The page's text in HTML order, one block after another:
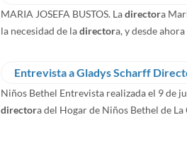
MARIA JOSEFA BUSTOS. Ladirectora
la necesidad de ladirectora, y desde
Entrevista a Gladys Scharff
Niños Bethel Entrevista realizada el 9 de
directora del Hogar de Niños Bethel de La